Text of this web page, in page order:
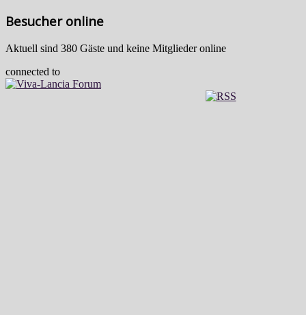
Besucher online
Aktuell sind 380 Gäste und keine Mitglieder online
connected to